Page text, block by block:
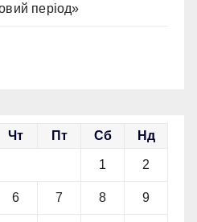
період»
Чт Пт Сб Нд
1 2
6 7 8 9